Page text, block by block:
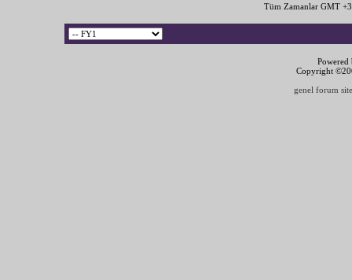
Tüm Zamanlar GMT
Copyright
genel forum